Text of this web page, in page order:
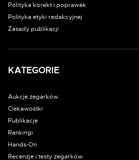
Polityka korekt i poprawek
Polityka etyki redakcyjnej
Zasady publikacji
KATEGORIE
Aukcje zegarków
Ciekawostki
Publikacje
Rankingi
Hands-On
Recenzje i testy zegarków